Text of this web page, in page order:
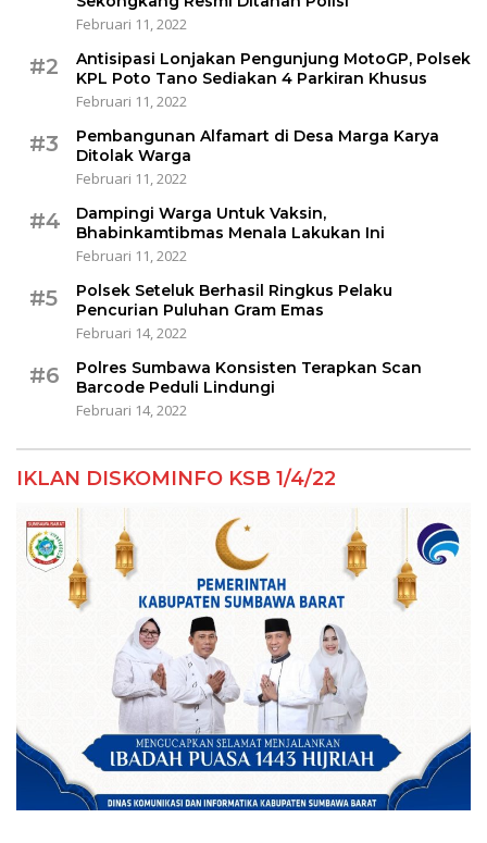
Februari 11, 2022
#2
Antisipasi Lonjakan Pengunjung MotoGP, Polsek
KPL Poto Tano Sediakan 4 Parkiran Khusus
Februari 11, 2022
#3
Pembangunan Alfamart di Desa Marga Karya
Ditolak Warga
Februari 11, 2022
#4
Dampingi Warga Untuk Vaksin,
Bhabinkamtibmas Menala Lakukan Ini
Februari 11, 2022
#5
Polsek Seteluk Berhasil Ringkus Pelaku
Pencurian Puluhan Gram Emas
Februari 14, 2022
#6
Polres Sumbawa Konsisten Terapkan Scan
Barcode Peduli Lindungi
Februari 14, 2022
IKLAN DISKOMINFO KSB 1/4/22